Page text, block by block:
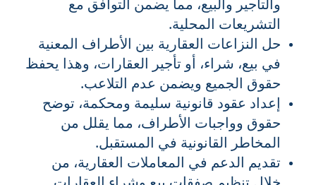
التشريعات المحلية.
حل النزاعات العقارية بين الأطراف المعنية
في بيع، شراء، أو تأجير العقارات، وهذا يحفظ
حقوق الجميع ويضمن عدم التلاعب.
إعداد عقود قانونية سليمة ومحكمة، توضح
حقوق وواجبات الأطراف، مما يقلل من
المخاطر القانونية في المستقبل.
تقديم الدعم في المعاملات العقارية، من